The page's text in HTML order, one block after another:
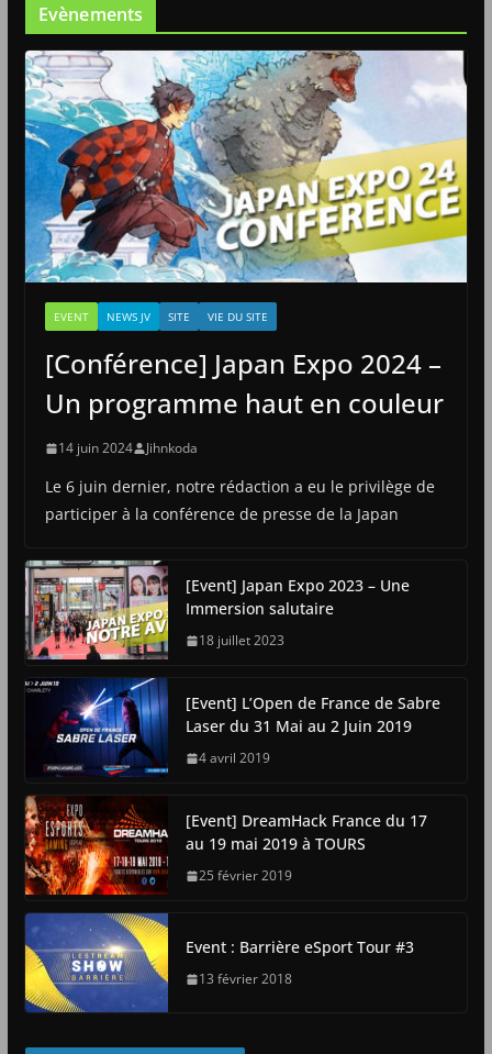
Evènements
EVENT NEWS JV SITE VIE DU SITE
[Conférence] Japan Expo 2024 –
Un programme haut en couleur
14 juin 2024 Jihnkoda
Le 6 juin dernier, notre rédaction a eu le privilège de
participer à la conférence de presse de la Japan
[Event] Japan Expo 2023 – Une
Immersion salutaire
18 juillet 2023
[Event] L’Open de France de Sabre
Laser du 31 Mai au 2 Juin 2019
4 avril 2019
[Event] DreamHack France du 17
au 19 mai 2019 à TOURS
25 février 2019
Event : Barrière eSport Tour #3
13 février 2018